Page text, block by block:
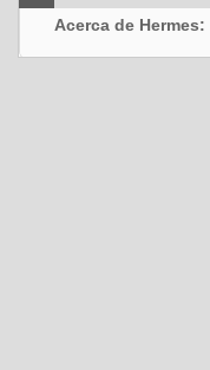
Acerca de Hermes: